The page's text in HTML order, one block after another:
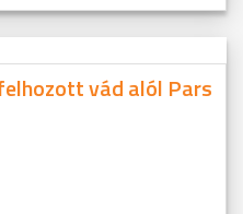
vád alól Pars